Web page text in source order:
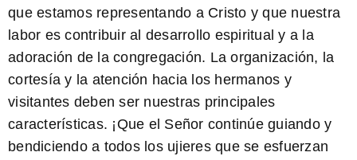
que estamos representando a Cristo y que nuestra
labor es contribuir al desarrollo espiritual y a la
adoración de la congregación. La organización, la
cortesía y la atención hacia los hermanos y
visitantes deben ser nuestras principales
características. ¡Que el Señor continúe guiando y
bendiciendo a todos los ujieres que se esfuerzan